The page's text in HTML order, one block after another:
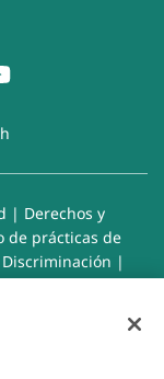
| Derechos y
de prácticas de
|